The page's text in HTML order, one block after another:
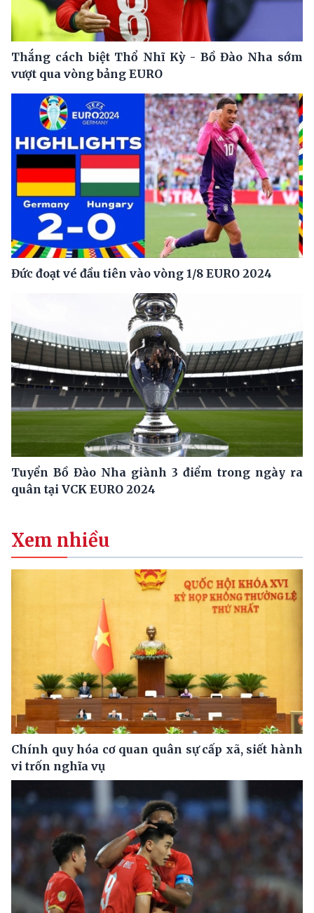
Thắng cách biệt Thổ Nhĩ Kỳ - Bồ Đào Nha sớm
vượt qua vòng bảng EURO
Đức đoạt vé đầu tiên vào vòng 1/8 EURO 2024
Tuyển Bồ Đào Nha giành 3 điểm trong ngày ra
quân tại VCK EURO 2024
Xem nhiều
Chính quy hóa cơ quan quân sự cấp xã, siết hành
vi trốn nghĩa vụ